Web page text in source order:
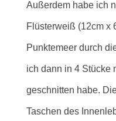
Außerdem habe ich
Flüsterweiß (12cm x
Punktemeer durch
ich dann in 4 Stücke
geschnitten habe.
Taschen des